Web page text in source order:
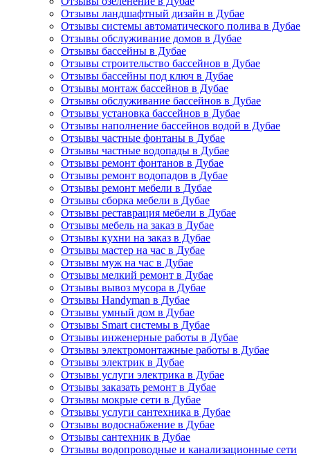
Отзывы ландшафтный дизайн в Дубае
Отзывы системы автоматического полива в Дубае
Отзывы обслуживание домов в Дубае
Отзывы бассейны в Дубае
Отзывы строительство бассейнов в Дубае
Отзывы бассейны под ключ в Дубае
Отзывы монтаж бассейнов в Дубае
Отзывы обслуживание бассейнов в Дубае
Отзывы установка бассейнов в Дубае
Отзывы наполнение бассейнов водой в Дубае
Отзывы частные фонтаны в Дубае
Отзывы частные водопады в Дубае
Отзывы ремонт фонтанов в Дубае
Отзывы ремонт водопадов в Дубае
Отзывы ремонт мебели в Дубае
Отзывы сборка мебели в Дубае
Отзывы реставрация мебели в Дубае
Отзывы мебель на заказ в Дубае
Отзывы кухни на заказ в Дубае
Отзывы мастер на час в Дубае
Отзывы муж на час в Дубае
Отзывы мелкий ремонт в Дубае
Отзывы вывоз мусора в Дубае
Отзывы Handyman в Дубае
Отзывы умный дом в Дубае
Отзывы Smart системы в Дубае
Отзывы инженерные работы в Дубае
Отзывы электромонтажные работы в Дубае
Отзывы электрик в Дубае
Отзывы услуги электрика в Дубае
Отзывы заказать ремонт в Дубае
Отзывы мокрые сети в Дубае
Отзывы услуги сантехника в Дубае
Отзывы водоснабжение в Дубае
Отзывы сантехник в Дубае
Отзывы водопроводные и канализационные сети